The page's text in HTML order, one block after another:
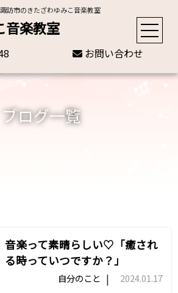
訪市のきたざわゆみこ音楽教室
音楽教室
お問い合わせ
ブログ一覧
音楽って素晴らしい♡「癒され
る時っていつですか？」
自分のこと | 2024.01.17